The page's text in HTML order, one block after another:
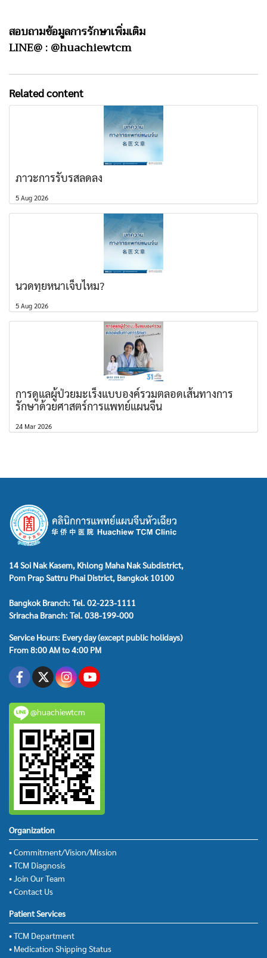
สอบถามข้อมูลการรักษาเพิ่มเติม
LINE@ : @huachiewtcm
Related content
ภาวะการรับรสลดลง
5 Aug 2026
นวดทุยหนาเจ็บไหม?
5 Aug 2026
การดูแลผู้ป่วยมะเร็งแบบองค์รวมตลอดเส้นทางการ
รักษาด้วยศาสตร์การแพทย์แผนจีน
24 Mar 2026
14 Soi Nak Kasem, Khlong Maha Nak Subdistrict,
Pom Prap Sattru Phai District, Bangkok 10100
Bangkok Branch: Tel. 02-223-1111
Sriracha Branch: Tel. 038-199-000
Service Hours: Every day (except public holidays)
From 8:00 AM to 4:00 PM
@huachiewtcm
Organization
• Commitment/Vision/Mission
• TCM Diagnosis
• Join Our Team
• Contact Us
Patient Services
• TCM Department
• Medication Shipping Status